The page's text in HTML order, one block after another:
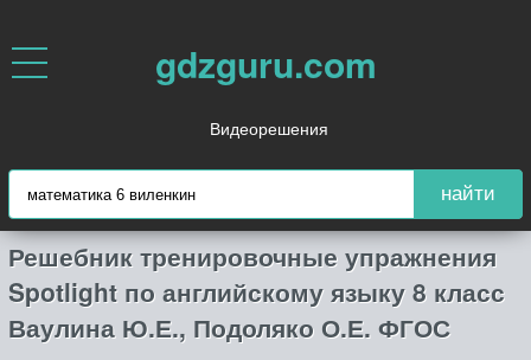
gdzguru.com
Видеорешения
найти
Решебник тренировочные упражнения
Spotlight по английскому языку 8 класс
Ваулина Ю.Е., Подоляко О.Е. ФГОС